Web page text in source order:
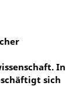
In
sich